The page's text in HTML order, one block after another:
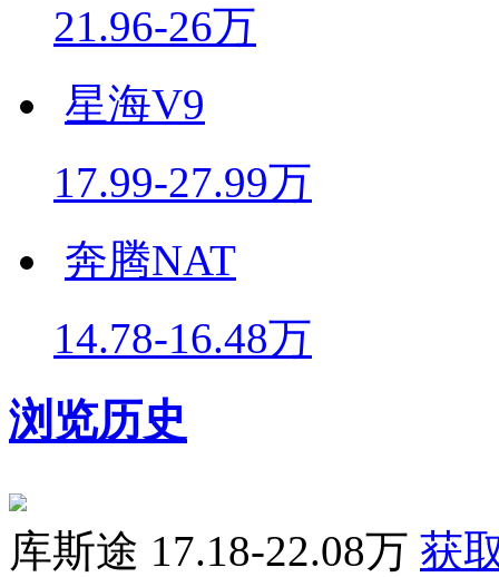
21.96-26万
星海V9
17.99-27.99万
奔腾NAT
14.78-16.48万
浏览历史
库斯途 17.18-22.08万 获